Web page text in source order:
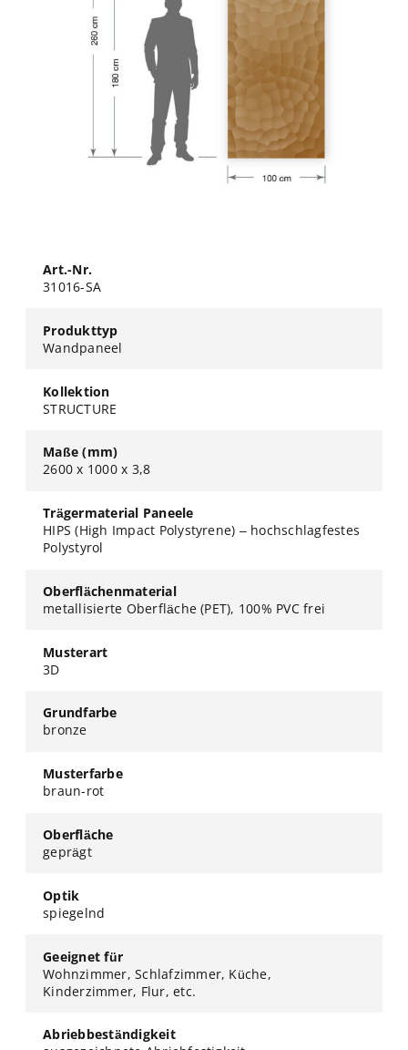
Art.-Nr.
31016-SA
Produkttyp
Wandpaneel
Kollektion
STRUCTURE
Maße (mm)
2600 x 1000 x 3,8
Trägermaterial Paneele
HIPS (High Impact Polystyrene) – hochschlagfestes
Polystyrol
Oberflächenmaterial
metallisierte Oberfläche (PET), 100% PVC frei
Musterart
3D
Grundfarbe
bronze
Musterfarbe
braun-rot
Oberfläche
geprägt
Optik
spiegelnd
Geeignet für
Wohnzimmer, Schlafzimmer, Küche,
Kinderzimmer, Flur, etc.
Abriebbeständigkeit